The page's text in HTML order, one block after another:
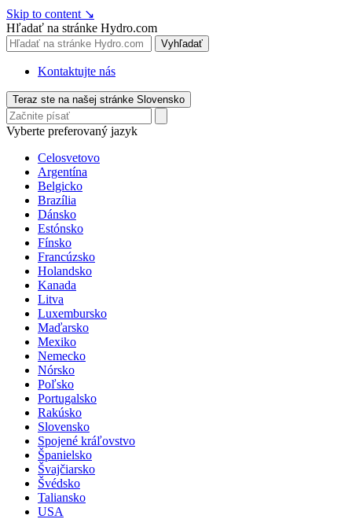
Skip to content ↘
Hľadať na stránke Hydro.com
Vyhľadať
Kontaktujte nás
Teraz ste na našej stránke Slovensko
Vyberte preferovaný jazyk
Celosvetovo
Argentína
Belgicko
Brazília
Dánsko
Estónsko
Fínsko
Francúzsko
Holandsko
Kanada
Litva
Luxembursko
Maďarsko
Mexiko
Nemecko
Nórsko
Poľsko
Portugalsko
Rakúsko
Slovensko
Spojené kráľovstvo
Španielsko
Švajčiarsko
Švédsko
Taliansko
USA